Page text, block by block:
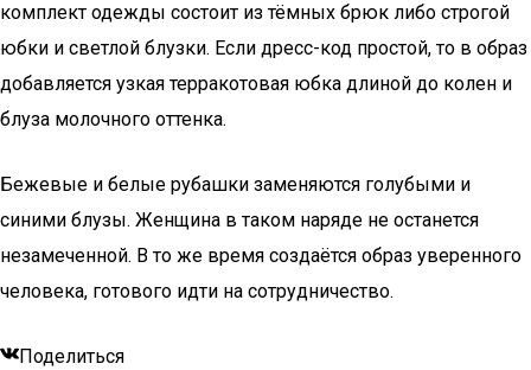
комплект одежды состоит из тёмных брюк либо строгой
юбки и светлой блузки. Если дресс-код простой, то в образ
добавляется узкая терракотовая юбка длиной до колен и
блуза молочного оттенка.
Бежевые и белые рубашки заменяются голубыми и
синими блузы. Женщина в таком наряде не останется
незамеченной. В то же время создаётся образ уверенного
человека, готового идти на сотрудничество.
Поделиться